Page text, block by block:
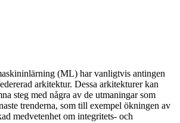
(ML) har vanligtvis antingen
arkitektur. Dessa arkitekturer kan
steg med några av de utmaningar som
trenderna, som till exempel ökningen av
medvetenhet om integritets- och